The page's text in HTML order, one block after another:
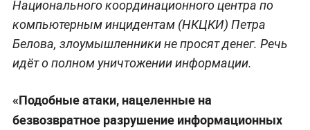
Национального координационного центра по
компьютерным инцидентам (НКЦКИ) Петра
Белова, злоумышленники не просят денег. Речь
идёт о полном уничтожении информации.
«Подобные атаки, нацеленные на
безвозвратное разрушение информационных